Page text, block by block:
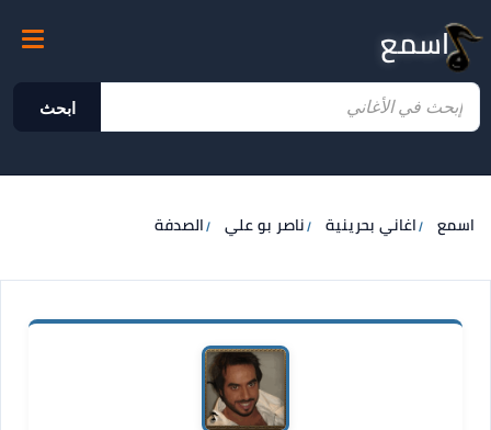
اسمع
ابحث
اسمع اغاني بحرينية ناصر بو علي الصدفة